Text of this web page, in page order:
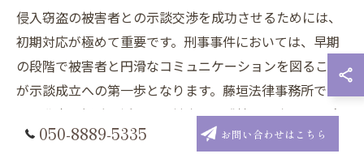
侵入窃盗の被害者との示談交渉を成功させるためには、
初期対応が極めて重要です。刑事事件においては、早期
の段階で被害者と円滑なコミュニケーションを図ること
が示談成立への第一歩となります。藤垣法律事務所で
は、豊富な経験を活かし、被害者の感情に配慮しつつ冷
静かつ丁寧な対応を徹底しています。また、被害者との
050-8889-5335 お問い合わせはこちら